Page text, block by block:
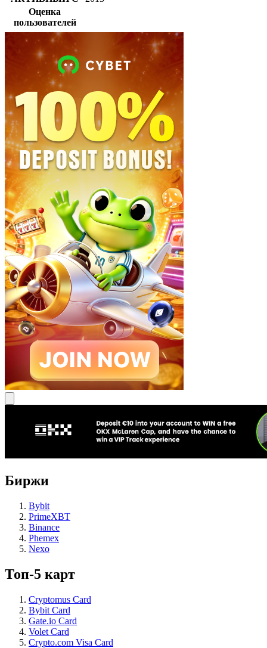
Оценка
пользователей
Биржи
Bybit
PrimeXBT
Binance
Phemex
Nexo
Топ-5 карт
Cryptomus Card
Bybit Card
Gate.io Card
Volet Card
Crypto.com Visa Card